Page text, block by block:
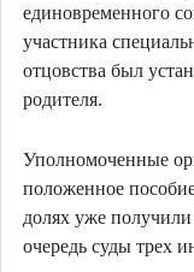
единовременного
участника
отцовства был
родителя.
Уполномоченные
положенное
долях уже
очередь суды трех